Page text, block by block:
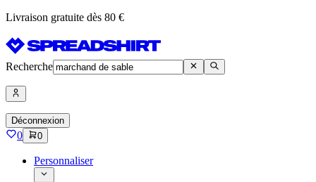
Livraison gratuite dès 80 €
Recherche
Déconnexion
0 0
Personnaliser